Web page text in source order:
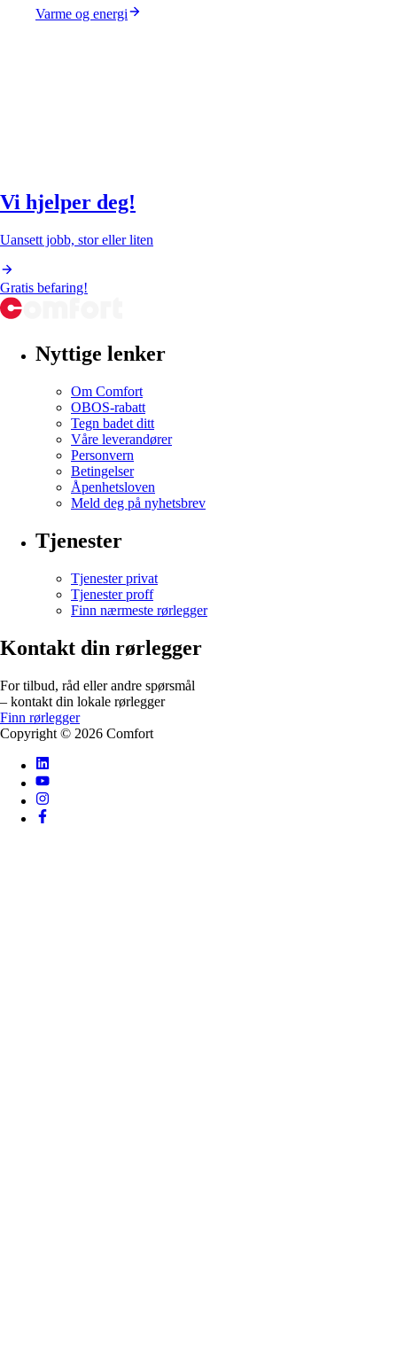
Varme og energi
Vi hjelper deg!
Uansett jobb, stor eller liten
Gratis befaring!
Nyttige lenker
Om Comfort
OBOS-rabatt
Tegn badet ditt
Våre leverandører
Personvern
Betingelser
Åpenhetsloven
Meld deg på nyhetsbrev
Tjenester
Tjenester privat
Tjenester proff
Finn nærmeste rørlegger
Kontakt din rørlegger
For tilbud, råd eller andre spørsmål
– kontakt din lokale rørlegger
Finn rørlegger
Copyright © 2026 Comfort